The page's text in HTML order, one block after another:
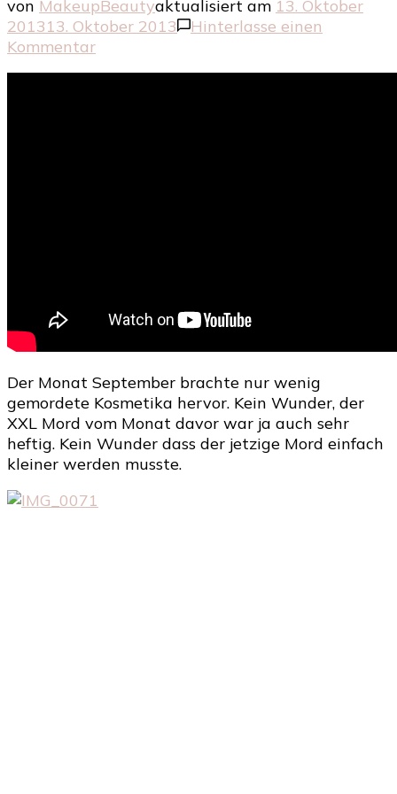
von MakeupBeautyaktualisiert am 13. Oktober
201313. Oktober 2013
Hinterlasse einen
Kommentarzu
Der Monat September brachte nur wenig
gemordete Kosmetika hervor. Kein Wunder, der
XXL Mord vom Monat davor war ja auch sehr
heftig. Kein Wunder dass der jetzige Mord einfach
kleiner werden musste.